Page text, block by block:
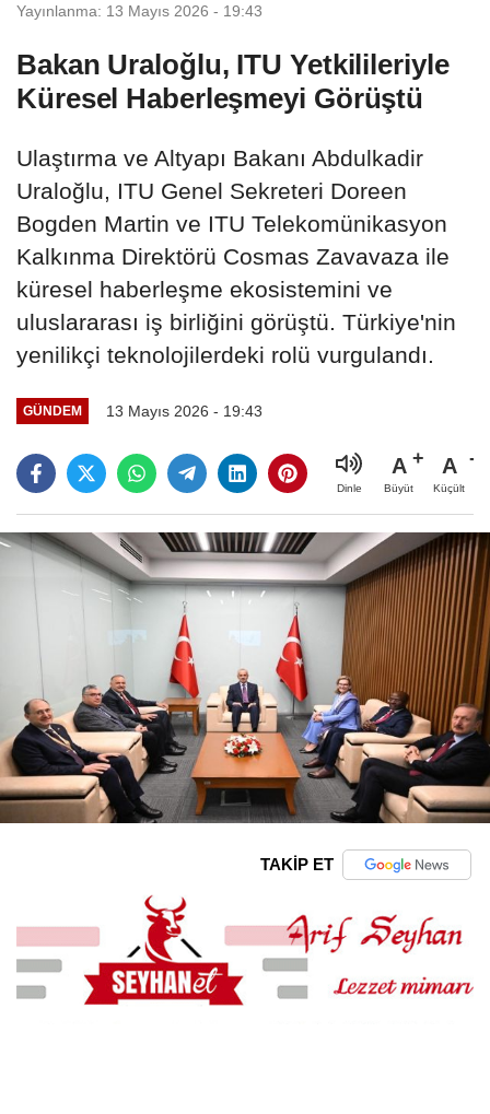
Yayınlanma: 13 Mayıs 2026 - 19:43
Bakan Uraloğlu, ITU Yetkilileriyle
Küresel Haberleşmeyi Görüştü
Ulaştırma ve Altyapı Bakanı Abdulkadir
Uraloğlu, ITU Genel Sekreteri Doreen
Bogden Martin ve ITU Telekomünikasyon
Kalkınma Direktörü Cosmas Zavavaza ile
küresel haberleşme ekosistemini ve
uluslararası iş birliğini görüştü. Türkiye'nin
yenilikçi teknolojilerdeki rolü vurgulandı.
GÜNDEM 13 Mayıs 2026 - 19:43
Dinle
A
Büyüt
A
Küçült
TAKİP ET